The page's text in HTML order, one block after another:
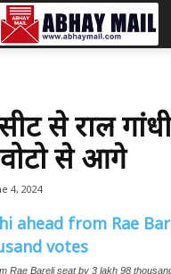
से राहुल
से आगे
4, 2024
Rae Bareli seat by 3 lakh 98